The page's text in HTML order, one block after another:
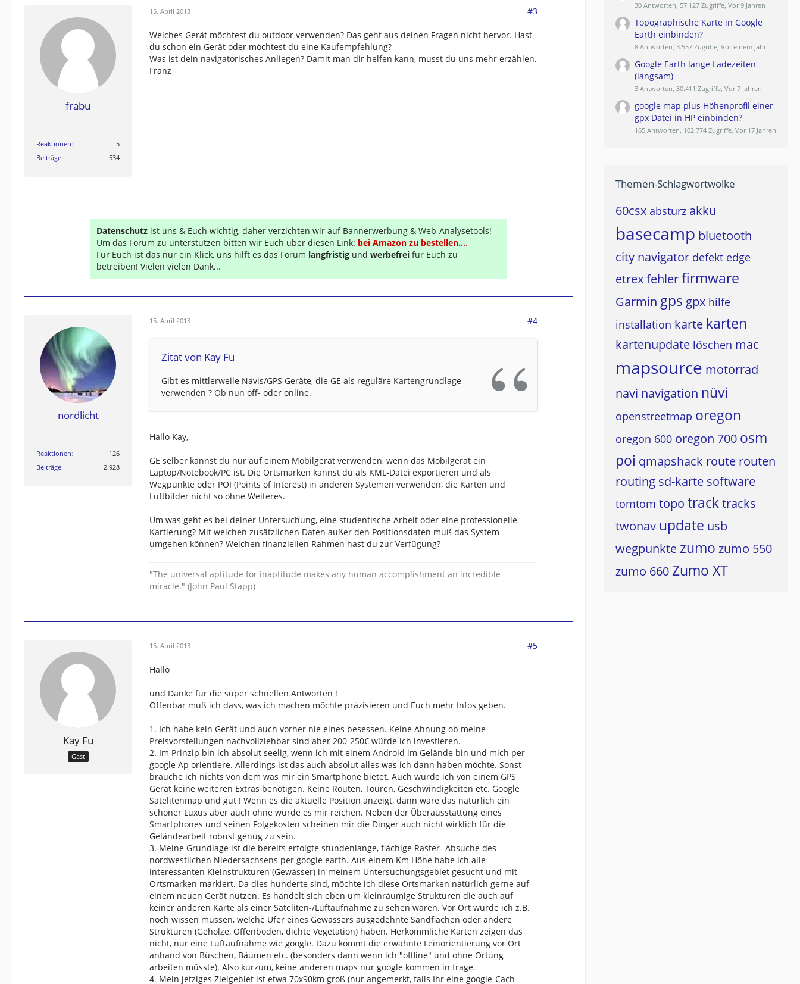
frabu
Reaktionen
5
Beiträge
534
15. April 2013 #3
Welches Gerät möchtest du outdoor verwenden? Das geht aus deinen Fragen nicht hervor. Hast
du schon ein Gerät oder möchtest du eine Kaufempfehlung?
Was ist dein navigatorisches Anliegen? Damit man dir helfen kann, musst du uns mehr erzählen.
Franz
Datenschutz ist uns & Euch wichtig, daher verzichten wir auf Bannerwerbung & Web-Analysetools!
Um das Forum zu unterstützen bitten wir Euch über diesen Link: bei Amazon zu bestellen....
Für Euch ist das nur ein Klick, uns hilft es das Forum langfristig und werbefrei für Euch zu
betreiben! Vielen vielen Dank...
nordlicht
Reaktionen
126
Beiträge
2.928
15. April 2013 #4
Zitat von Kay Fu
Gibt es mittlerweile Navis/GPS Geräte, die GE als reguläre Kartengrundlage
verwenden ? Ob nun off- oder online.
Hallo Kay,
GE selber kannst du nur auf einem Mobilgerät verwenden, wenn das Mobilgerät ein
Laptop/Notebook/PC ist. Die Ortsmarken kannst du als KML-Datei exportieren und als
Wegpunkte oder POI (Points of Interest) in anderen Systemen verwenden, die Karten und
Luftbilder nicht so ohne Weiteres.
Um was geht es bei deiner Untersuchung, eine studentische Arbeit oder eine professionelle
Kartierung? Mit welchen zusätzlichen Daten außer den Positionsdaten muß das System
umgehen können? Welchen finanziellen Rahmen hast du zur Verfügung?
"The universal aptitude for inaptitude makes any human accomplishment an incredible
miracle." (John Paul Stapp)
Kay Fu
Gast
15. April 2013 #5
Hallo
und Danke für die super schnellen Antworten !
Offenbar muß ich dass, was ich machen möchte präzisieren und Euch mehr Infos geben.
1. Ich habe kein Gerät und auch vorher nie eines besessen. Keine Ahnung ob meine
Preisvorstellungen nachvollziehbar sind aber 200-250€ würde ich investieren.
2. Im Prinzip bin ich absolut seelig, wenn ich mit einem Android im Gelände bin und mich per
google Ap orientiere. Allerdings ist das auch absolut alles was ich dann haben möchte. Sonst
brauche ich nichts von dem was mir ein Smartphone bietet. Auch würde ich von einem GPS
Gerät keine weiteren Extras benötigen. Keine Routen, Touren, Geschwindigkeiten etc. Google
Satelitenmap und gut ! Wenn es die aktuelle Position anzeigt, dann wäre das natürlich ein
schöner Luxus aber auch ohne würde es mir reichen. Neben der Überausstattung eines
Smartphones und seinen Folgekosten scheinen mir die Dinger auch nicht wirklich für die
Geländearbeit robust genug zu sein.
3. Meine Grundlage ist die bereits erfolgte stundenlange, flächige Raster- Absuche des
nordwestlichen Niedersachsens per google earth. Aus einem Km Höhe habe ich alle
interessanten Kleinstrukturen (Gewässer) in meinem Untersuchungsgebiet gesucht und mit
Ortsmarken markiert. Da dies hunderte sind, möchte ich diese Ortsmarken natürlich gerne auf
einem neuen Gerät nutzen. Es handelt sich eben um kleinräumige Strukturen die auch auf
keiner anderen Karte als einer Sateliten-/Luftaufnahme zu sehen wären. Vor Ort würde ich z.B.
noch wissen müssen, welche Ufer eines Gewässers ausgedehnte Sandflächen oder andere
Strukturen (Gehölze, Offenboden, dichte Vegetation) haben. Herkömmliche Karten zeigen das
nicht, nur eine Luftaufnahme wie google. Dazu kommt die erwähnte Feinorientierung vor Ort
anhand von Büschen, Bäumen etc. (besonders dann wenn ich "offline" und ohne Ortung
arbeiten müsste). Also kurzum, keine anderen maps nur google kommen in frage.
4. Mein jetziges Zielgebiet ist etwa 70x90km groß (nur angemerkt, falls Ihr eine google-Cach
30 Antworten, 57.127 Zugriffe, Vor 9 Jahren
Topographische Karte in Google
Earth einbinden?
8 Antworten, 3.557 Zugriffe, Vor einem Jahr
Google Earth lange Ladezeiten
(langsam)
3 Antworten, 30.411 Zugriffe, Vor 7 Jahren
google map plus Höhenprofil einer
gpx Datei in HP einbinden?
165 Antworten, 102.774 Zugriffe, Vor 17 Jahren
Themen-Schlagwortwolke
60csx absturz akku
basecamp bluetooth
city navigator defekt edge
etrexfehlerfirmware
Garmin gps gpx hilfe
installation karte karten
kartenupdate löschen mac
mapsource motorrad
navi navigation nüvi
openstreetmap oregon
oregon 600 oregon 700 osm
poi qmapshack route routen
routing sd-karte software
tomtom topo tracktracks
twonav update usb
wegpunkte zumo zumo 550
zumo 660 Zumo XT